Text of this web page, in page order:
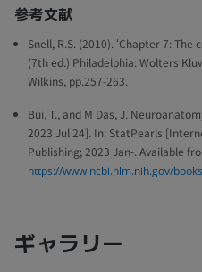
参考文献
Snell, R.S. (2010). ‘Chapter 7: The
(7th ed.) Philadelphia: Wolters
Wilkins, pp.257-263.
Bui, T., and M Das, J.
2023 Jul 24]. In: StatPearls
Publishing; 2023 Jan-. Available
https://www.ncbi.nlm.nih.gov/
ギャラリー